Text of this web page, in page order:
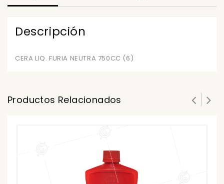
Descripción
CERA LIQ. FURIA NEUTRA 750CC (6)
Productos Relacionados